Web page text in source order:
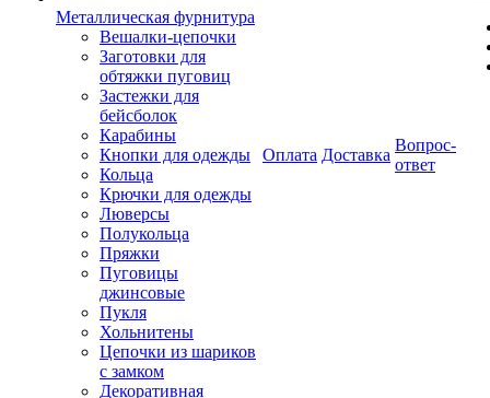
Металлическая фурнитура
Вешалки-цепочки
Заготовки для
обтяжки пуговиц
Застежки для
бейсболок
Карабины
Кнопки для одежды
Кольца
Крючки для одежды
Люверсы
Полукольца
Пряжки
Пуговицы
джинсовые
Пукля
Хольнитены
Цепочки из шариков
с замком
Декоративная
Оплата Доставка
Вопрос-
ответ